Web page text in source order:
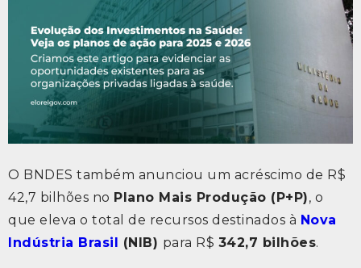
O BNDES também anunciou um acréscimo de R$
42,7 bilhões no Plano Mais Produção (P+P), o
que eleva o total de recursos destinados à Nova
Indústria Brasil (NIB) para R$ 342,7 bilhões.